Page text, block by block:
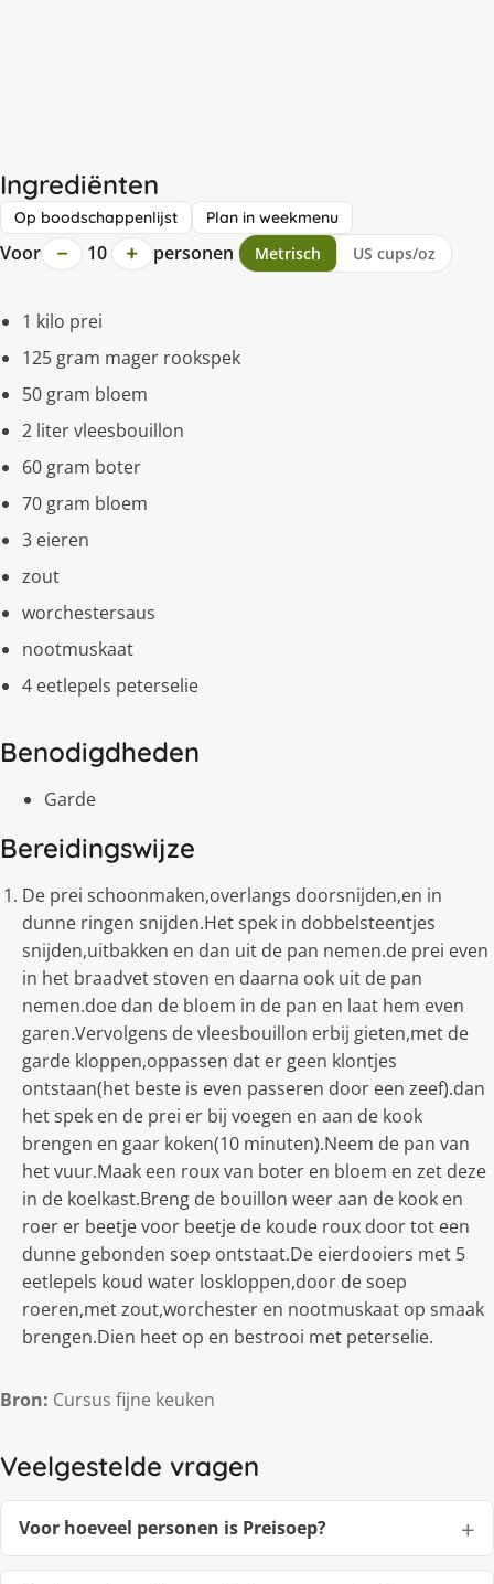
Ingrediënten
Op boodschappenlijst Plan in weekmenu
Voor − 10 + personen Metrisch US cups/oz
1 kilo prei
125 gram mager rookspek
50 gram bloem
2 liter vleesbouillon
60 gram boter
70 gram bloem
3 eieren
zout
worchestersaus
nootmuskaat
4 eetlepels peterselie
Benodigdheden
Garde
Bereidingswijze
De prei schoonmaken,overlangs doorsnijden,en in
dunne ringen snijden.Het spek in dobbelsteentjes
snijden,uitbakken en dan uit de pan nemen.de prei even
in het braadvet stoven en daarna ook uit de pan
nemen.doe dan de bloem in de pan en laat hem even
garen.Vervolgens de vleesbouillon erbij gieten,met de
garde kloppen,oppassen dat er geen klontjes
ontstaan(het beste is even passeren door een zeef).dan
het spek en de prei er bij voegen en aan de kook
brengen en gaar koken(10 minuten).Neem de pan van
het vuur.Maak een roux van boter en bloem en zet deze
in de koelkast.Breng de bouillon weer aan de kook en
roer er beetje voor beetje de koude roux door tot een
dunne gebonden soep ontstaat.De eierdooiers met 5
eetlepels koud water loskloppen,door de soep
roeren,met zout,worchester en nootmuskaat op smaak
brengen.Dien heet op en bestrooi met peterselie.
Bron: Cursus fijne keuken
Veelgestelde vragen
Voor hoeveel personen is Preisoep?